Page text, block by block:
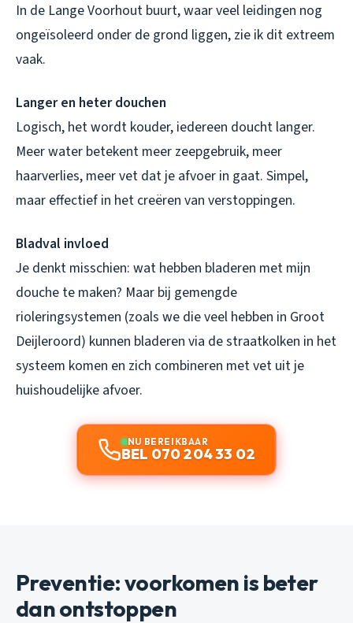
In de Lange Voorhout buurt, waar veel leidingen nog
ongeïsoleerd onder de grond liggen, zie ik dit extreem
vaak.
Langer en heter douchen
Logisch, het wordt kouder, iedereen doucht langer.
Meer water betekent meer zeepgebruik, meer
haarverlies, meer vet dat je afvoer in gaat. Simpel,
maar effectief in het creëren van verstoppingen.
Bladval invloed
Je denkt misschien: wat hebben bladeren met mijn
douche te maken? Maar bij gemengde
rioleringsystemen (zoals we die veel hebben in Groot
Deijleroord) kunnen bladeren via de straatkolken in het
systeem komen en zich combineren met vet uit je
huishoudelijke afvoer.
NU BEREIKBAAR
BEL 070 204 33 02
Preventie: voorkomen is beter
dan ontstoppen